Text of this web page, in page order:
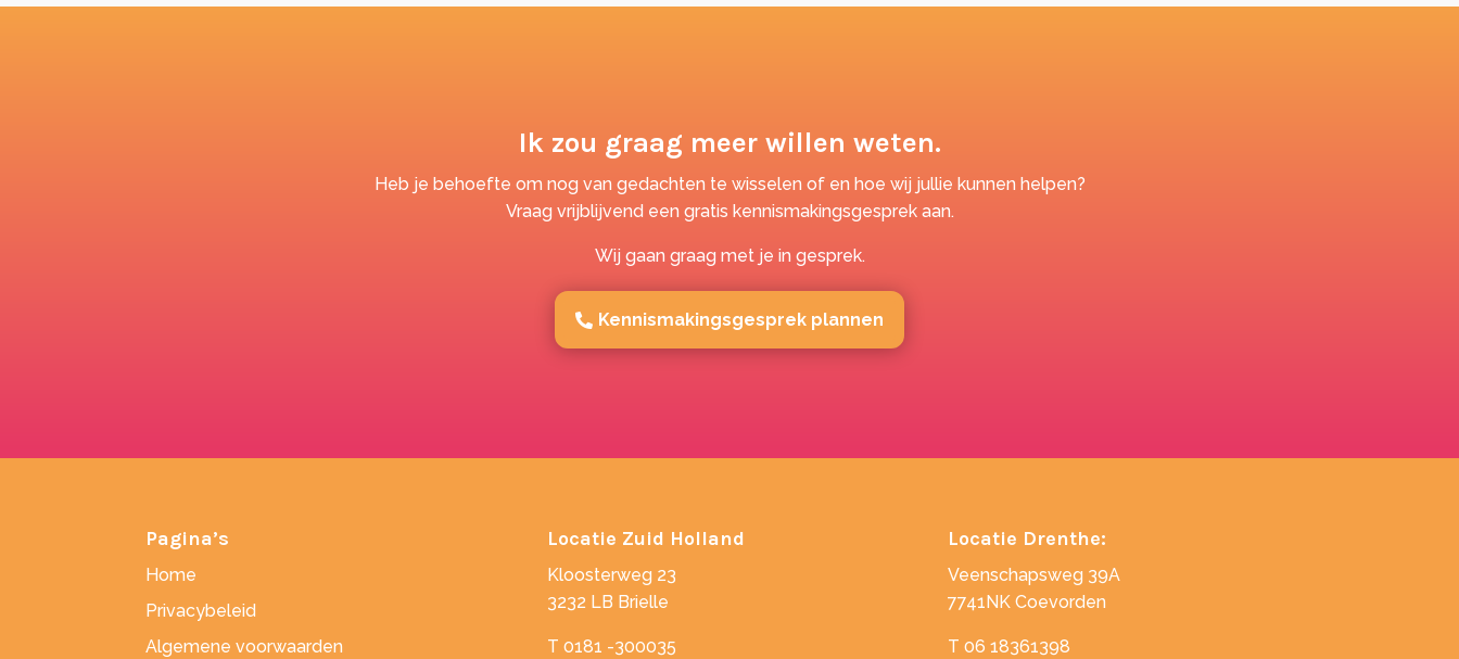
Ik zou graag meer willen weten.
Heb je behoefte om nog van gedachten te wisselen of en hoe wij jullie kunnen helpen?
Vraag vrijblijvend een gratis kennismakingsgesprek aan.
Wij gaan graag met je in gesprek.
Kennismakingsgesprek plannen
Pagina’s
Home
Privacybeleid
Algemene voorwaarden
Locatie Zuid Holland
Kloosterweg 23
3232 LB Brielle
T 0181 -300035
Locatie Drenthe:
Veenschapsweg 39A
7741NK Coevorden
T 06 18361398